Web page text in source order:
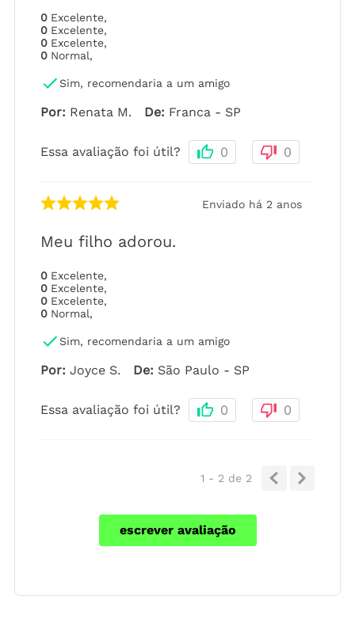
0 Excelente,
0 Excelente,
0 Excelente,
0 Normal,
Sim, recomendaria a um amigo
Por: Renata M. De: Franca - SP
Essa avaliação foi útil? 0 0
Enviado há 2 anos
Meu filho adorou.
0 Excelente,
0 Excelente,
0 Excelente,
0 Normal,
Sim, recomendaria a um amigo
Por: Joyce S. De: São Paulo - SP
Essa avaliação foi útil? 0 0
1 - 2 de 2
escrever avaliação